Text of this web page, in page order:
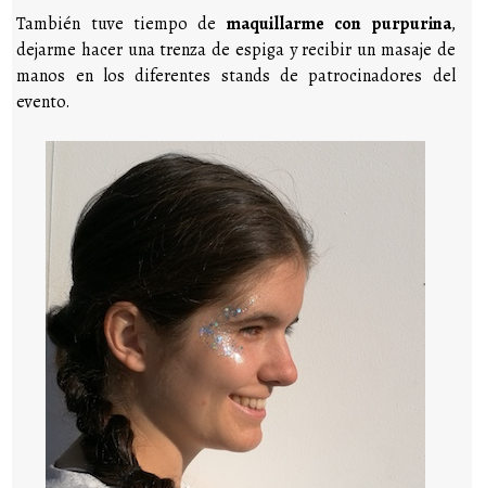
También tuve tiempo de maquillarme con purpurina,
dejarme hacer una trenza de espiga y recibir un masaje de
manos en los diferentes stands de patrocinadores del
evento.